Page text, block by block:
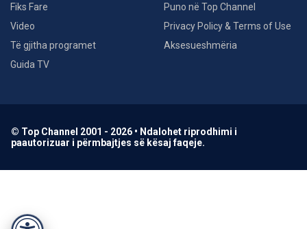
Fiks Fare
Video
Të gjitha programet
Guida TV
Puno në Top Channel
Privacy Policy & Terms of Use
Aksesueshmëria
© Top Channel 2001 - 2026 • Ndalohet riprodhimi i
paautorizuar i përmbajtjes së kësaj faqeje.